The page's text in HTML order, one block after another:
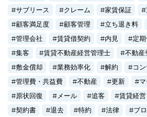
サブリース
クレーム 家賃保証
顧客満足度
顧客管理 立ち退き料
管理会社
賃貸借契約 内見 定
集客
賃貸不動産経営管理士 不動産
敷金償却
業務効率化 解約
コ
管理費・共益費
不動産 更新
原状回復
メール 追客 賃貸経営
契約書
退去 特約 法律 ブ